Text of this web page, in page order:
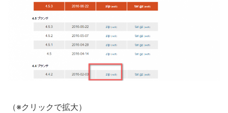
（※クリックで拡大）